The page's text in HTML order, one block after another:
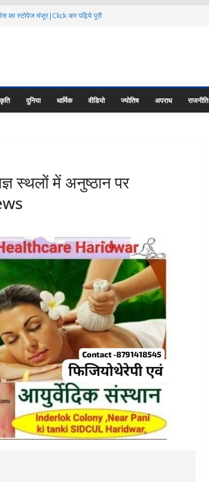
का स्टोपेज मंजूर|Click कर पढ़िये पूरी
पर चर्चा|Click कर पढ़िये पूरी
यूनिट्स का गठन|Click कर पढ़िये पूरी
दुनिया धार्मिक वीडियो ज्योतिष अपराध राजनीति
में अनुष्ठान पर